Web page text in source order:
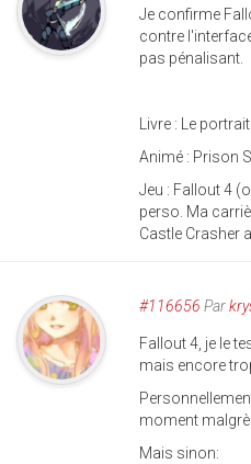
Je confirme
contre
pas pénalisant.
Livre : Le
Animé : Prison
Jeu : Fallout 4
perso. Ma
Castle Crasher
#116656 Par
Fallout 4, je le
mais encore
moment
Mais sinon: